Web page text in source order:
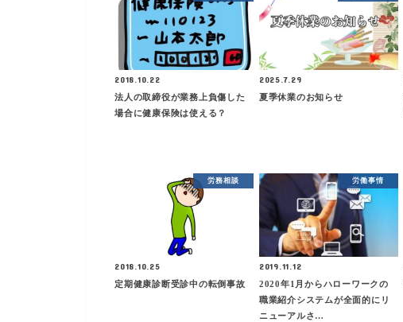
2018.10.22
法人の取締役が業務上負傷した
場合に健康保険は使える？
2025.7.29
夏季休業のお知らせ
労務相談
2018.10.25
定期健康診断受診中の転倒事故
労働事情
2019.11.12
2020年1月からハローワークの
職業紹介システムが全面的にリ
ニューアルさ…